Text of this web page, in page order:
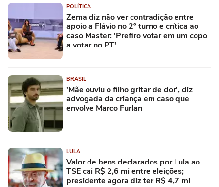
POLÍTICA
Zema diz não ver contradição entre
apoio a Flávio no 2º turno e crítica ao
caso Master: 'Prefiro votar em um copo
a votar no PT'
BRASIL
'Mãe ouviu o filho gritar de dor', diz
advogada da criança em caso que
envolve Marco Furlan
LULA
Valor de bens declarados por Lula ao
TSE cai R$ 2,6 mi entre eleições;
presidente agora diz ter R$ 4,7 mi